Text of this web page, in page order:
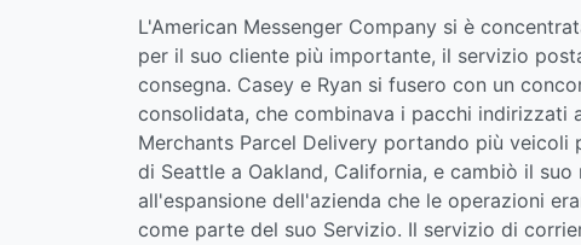
L'American Messenger Company si è
per il suo cliente più importante, il servizio
consegna. Casey e Ryan si fusero con un
consolidata, che combinava i pacchi indirizzati
Merchants Parcel Delivery portando più veicoli
di Seattle a Oakland, California, e cambiò il
all'espansione dell'azienda che le operazioni
come parte del suo Servizio. Il servizio di